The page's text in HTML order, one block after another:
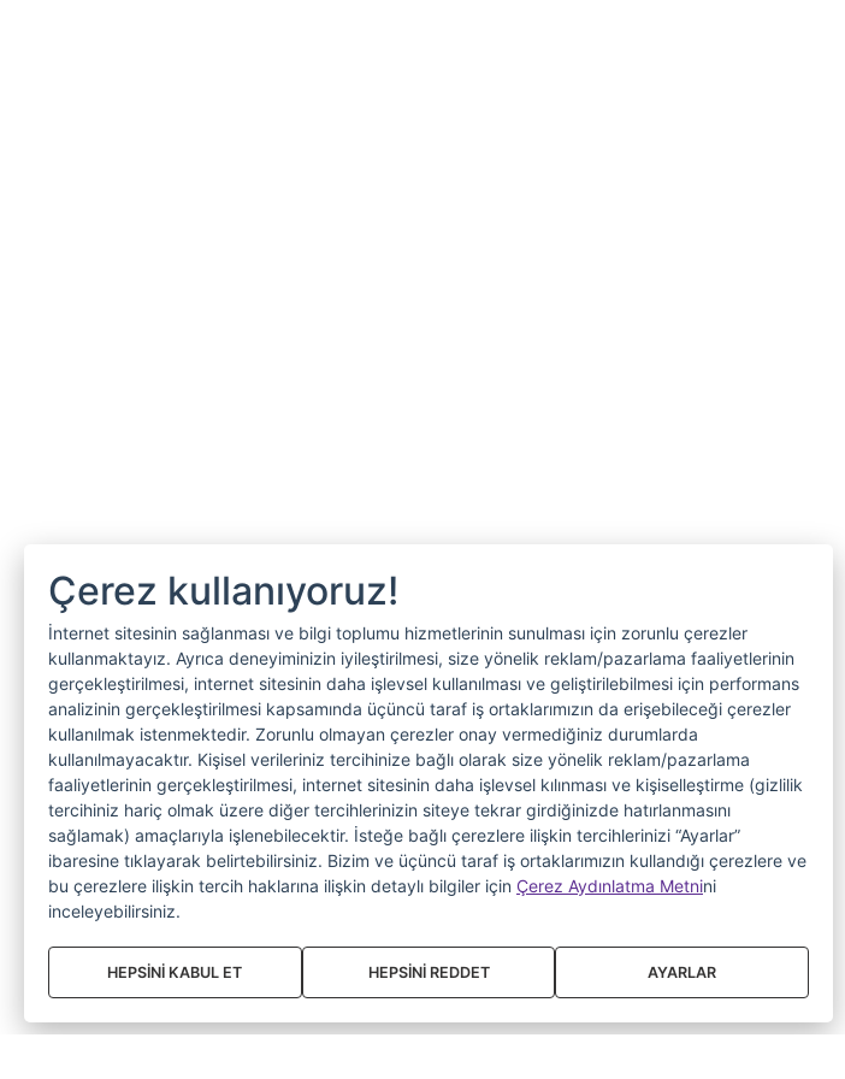
Çerez kullanıyoruz!
İnternet sitesinin sağlanması ve bilgi toplumu hizmetlerinin sunulması için zorunlu çerezler
kullanmaktayız. Ayrıca deneyiminizin iyileştirilmesi, size yönelik reklam/pazarlama faaliyetlerinin
gerçekleştirilmesi, internet sitesinin daha işlevsel kullanılması ve geliştirilebilmesi için performans
analizinin gerçekleştirilmesi kapsamında üçüncü taraf iş ortaklarımızın da erişebileceği çerezler
kullanılmak istenmektedir. Zorunlu olmayan çerezler onay vermediğiniz durumlarda
kullanılmayacaktır. Kişisel verileriniz tercihinize bağlı olarak size yönelik reklam/pazarlama
faaliyetlerinin gerçekleştirilmesi, internet sitesinin daha işlevsel kılınması ve kişiselleştirme (gizlilik
tercihiniz hariç olmak üzere diğer tercihlerinizin siteye tekrar girdiğinizde hatırlanmasını
sağlamak) amaçlarıyla işlenebilecektir. İsteğe bağlı çerezlere ilişkin tercihlerinizi “Ayarlar”
ibaresine tıklayarak belirtebilirsiniz. Bizim ve üçüncü taraf iş ortaklarımızın kullandığı çerezlere ve
bu çerezlere ilişkin tercih haklarına ilişkin detaylı bilgiler için Çerez Aydınlatma Metnini
inceleyebilirsiniz.
HEPSİNİ KABUL ET HEPSİNİ REDDET AYARLAR